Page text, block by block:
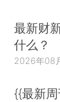
最新财
什么？
2026年08
{{最新